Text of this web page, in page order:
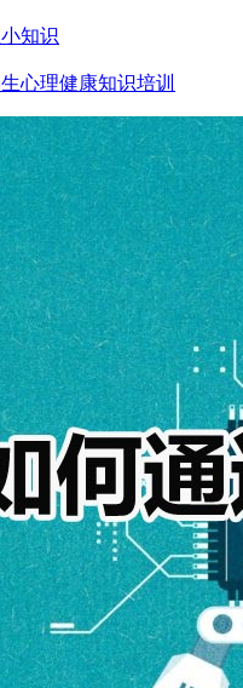
知识
心理健康知识培训